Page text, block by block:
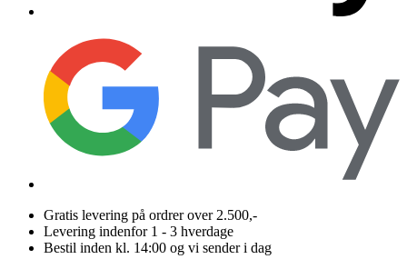
Gratis levering på ordrer over 2.500,-
Levering indenfor 1 - 3 hverdage
Bestil inden kl. 14:00 og vi sender i dag